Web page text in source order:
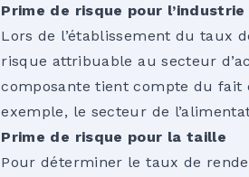
Prime de risque pour l’industrie
Lors de l’établissement du taux
risque attribuable au secteur
composante tient compte du fait
exemple, le secteur de
Prime de risque pour la taille
Pour déterminer le taux de